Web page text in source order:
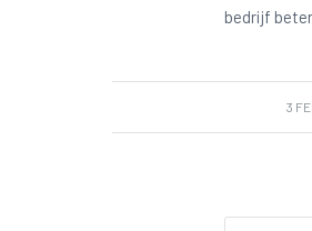
bedrijf
3